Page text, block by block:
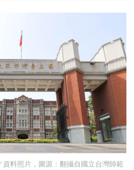
資料照片，圖源：翻攝自國立台灣師範